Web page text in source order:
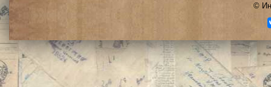
©